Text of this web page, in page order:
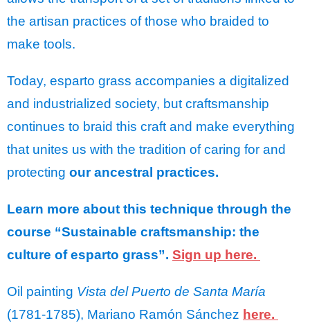
the artisan practices of those who braided to
make tools.
Today, esparto grass accompanies a digitalized
and industrialized society, but craftsmanship
continues to braid this craft and make everything
that unites us with the tradition of caring for and
protecting our ancestral practices.
Learn more about this technique through the
course “Sustainable craftsmanship: the
culture of esparto grass”. Sign up here.
Oil painting Vista del Puerto de Santa María
(1781-1785), Mariano Ramón Sánchez here.